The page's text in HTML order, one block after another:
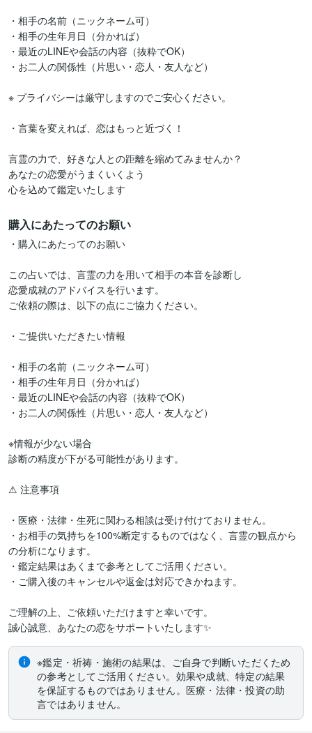
・相手の名前（ニックネーム可）
・相手の生年月日（分かれば）
・最近のLINEや会話の内容（抜粋でOK）
・お二人の関係性（片思い・恋人・友人など）
※ プライバシーは厳守しますのでご安心ください。
・言葉を変えれば、恋はもっと近づく！
言霊の力で、好きな人との距離を縮めてみませんか？
あなたの恋愛がうまくいくよう
心を込めて鑑定いたします
購入にあたってのお願い
・購入にあたってのお願い
この占いでは、言霊の力を用いて相手の本音を診断し
恋愛成就のアドバイスを行います。
ご依頼の際は、以下の点にご協力ください。
・ご提供いただきたい情報
・相手の名前（ニックネーム可）
・相手の生年月日（分かれば）
・最近のLINEや会話の内容（抜粋でOK）
・お二人の関係性（片思い・恋人・友人など）
※情報が少ない場合
診断の精度が下がる可能性があります。
⚠ 注意事項
・医療・法律・生死に関わる相談は受け付けておりません。
・お相手の気持ちを100%断定するものではなく、言霊の観点から
の分析になります。
・鑑定結果はあくまで参考としてご活用ください。
・ご購入後のキャンセルや返金は対応できかねます。
ご理解の上、ご依頼いただけますと幸いです。
誠心誠意、あなたの恋をサポートいたします✨
※鑑定・祈祷・施術の結果は、ご自身で判断いただくため
の参考としてご活用ください。効果や成就、特定の結果
を保証するものではありません。医療・法律・投資の助
言ではありません。